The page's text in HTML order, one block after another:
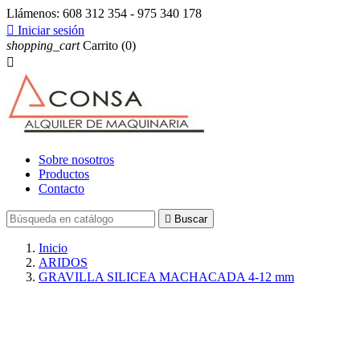
Llámenos: 608 312 354 - 975 340 178
 Iniciar sesión
shopping_cart Carrito (0)

Sobre nosotros
Productos
Contacto
 Buscar
Inicio
ARIDOS
GRAVILLA SILICEA MACHACADA 4-12 mm